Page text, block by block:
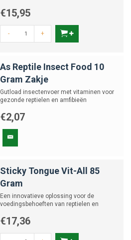
€15,95
- +
As Reptile Insect Food 10
Gram Zakje
Gutload insectenvoer met vitaminen voor
gezonde reptielen en amfibieën
€2,07
Sticky Tongue Vit-All 85
Gram
Een innovatieve oplossing voor de
voedingsbehoeften van reptielen en
€17,36